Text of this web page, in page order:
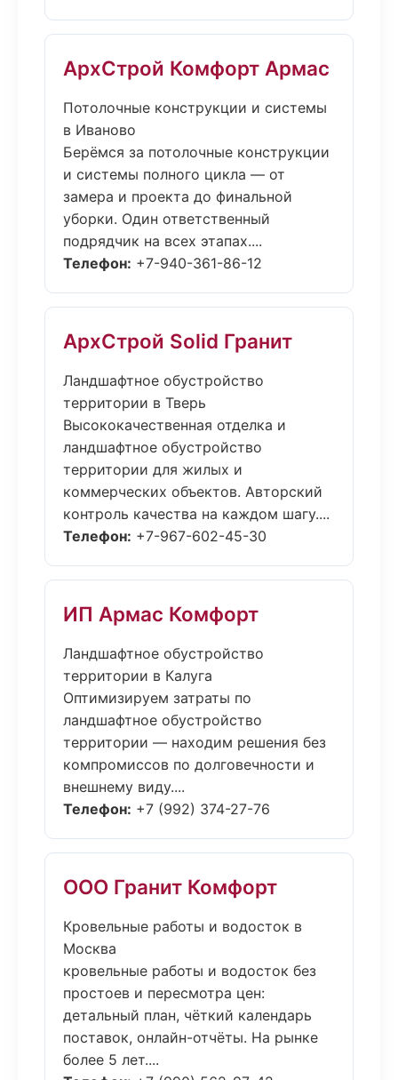
АрхСтрой Комфорт Армас
Потолочные конструкции и системы
в Иваново
Берёмся за потолочные конструкции
и системы полного цикла — от
замера и проекта до финальной
уборки. Один ответственный
подрядчик на всех этапах....
Телефон: +7-940-361-86-12
АрхСтрой Solid Гранит
Ландшафтное обустройство
территории в Тверь
Высококачественная отделка и
ландшафтное обустройство
территории для жилых и
коммерческих объектов. Авторский
контроль качества на каждом шагу....
Телефон: +7-967-602-45-30
ИП Армас Комфорт
Ландшафтное обустройство
территории в Калуга
Оптимизируем затраты по
ландшафтное обустройство
территории — находим решения без
компромиссов по долговечности и
внешнему виду....
Телефон: +7 (992) 374-27-76
ООО Гранит Комфорт
Кровельные работы и водосток в
Москва
кровельные работы и водосток без
простоев и пересмотра цен:
детальный план, чёткий календарь
поставок, онлайн-отчёты. На рынке
более 5 лет....